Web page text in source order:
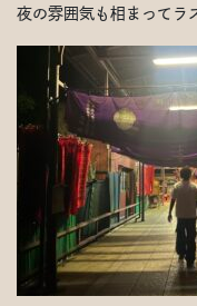
夜の雰囲気も相まってラ